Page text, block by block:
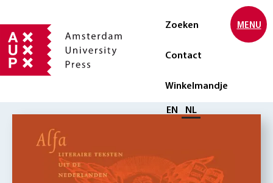
Zoeken
Contact
Winkelmandje
Selecteer taal
EN NL
MENU